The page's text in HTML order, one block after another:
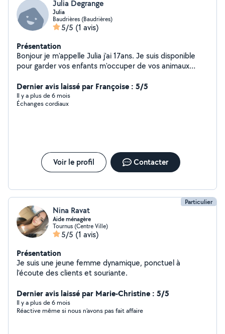
Julia Degrange
Julia
Baudrières (Baudrières)
5/5 (1 avis)
Présentation
Bonjour je m'appelle Julia j'ai 17ans. Je suis disponible
pour garder vos enfants m'occuper de vos animaux
l'entretien extérieur (tonte) Je suis sérieuse disponible
pendant les vacances scolaires et les week-ends
Dernier avis laissé par Françoise : 5/5
Il y a plus de 6 mois
Échanges cordiaux
Voir le profil Contacter
Particulier
Nina Ravat
Aide ménagère
Tournus (Centre Ville)
5/5 (1 avis)
Présentation
Je suis une jeune femme dynamique, ponctuel à
l'écoute des clients et souriante.
Dernier avis laissé par Marie-Christine : 5/5
Il y a plus de 6 mois
Réactive même si nous n’avons pas fait affaire